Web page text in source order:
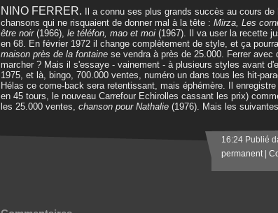
NINO FERRER. Il a connu ses plus grands succès au cours
chansons qui ne risquaient de donner mal à la tête : Mirza, Les
être noir(1966), le téléfon, mao et moi (1967). Il va user la recette
en 68. En février 1972 il change complètement de style, et ça
maison près de la fontaine se vendra à près de 25.000. Ferrer
marcher ? Mais il s'essaye - vainement - à plusieurs styles avant
1975, et là, bingo, 700.000 ventes, numéro un dans tous les hit-
Hélas ce come-back sera retentissant, mais éphémère. Il
en 45 tours, le nouveau Carrefour Echirolles cassant les prix)
les 25.000 ventes, chanson pour Nathalie (1976). Mais les
16:24 Publié
permanent|